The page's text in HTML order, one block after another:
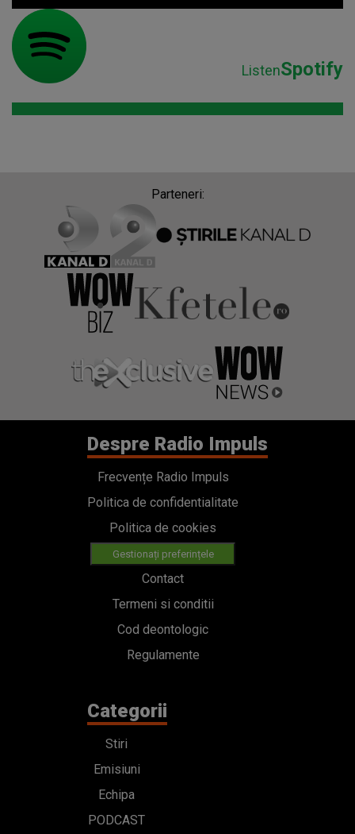
ListenSpotify
Parteneri:
Despre Radio Impuls
Frecvențe Radio Impuls
Politica de confidentialitate
Politica de cookies
Gestionați preferințele
Contact
Termeni si conditii
Cod deontologic
Regulamente
Categorii
Stiri
Emisiuni
Echipa
PODCAST